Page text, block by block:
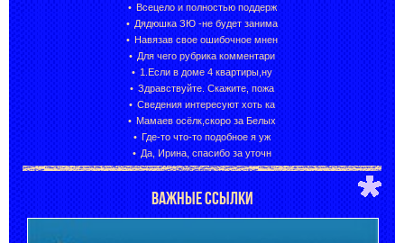
Всецело и полностью поддерж
Дядюшка ЗЮ -не будет занима
Навязав свое ошибочное мнен
Для чего рубрика комментари
1.Если в доме 4 квартиры,ну
Здравствуйте. Скажите, пожа
Сведения интересуют хоть ка
Мамаев осёлк,скоро за Белых
Где-то что-то подобное я уж
Да, Ирина, спасибо за уточн
ВАЖНЫЕ ССЫЛКИ